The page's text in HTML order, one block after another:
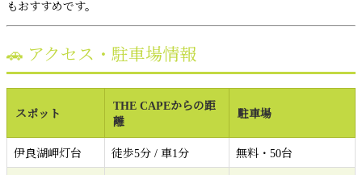
もおすすめです。
🚗 アクセス・駐車場情報
スポット
THE CAPEからの距
離
駐車場
伊良湖岬灯台 徒歩5分 / 車1分 無料・50台